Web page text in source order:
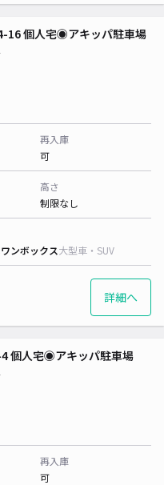
16 個人宅◉アキッパ駐車場
再入庫
可
高さ
制限なし
ワンボックス大型車・SUV
詳細へ
個人宅◉アキッパ駐車場
再入庫
可